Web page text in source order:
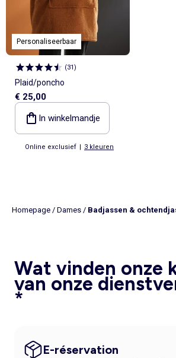
Personaliseerbaar
(31)
Plaid/poncho
€ 25,00
In winkelmandje
Online exclusief | 3 kleuren
Homepage / Dames / Badjassen &
Wat vinden onze
van onze
*
E-réservation